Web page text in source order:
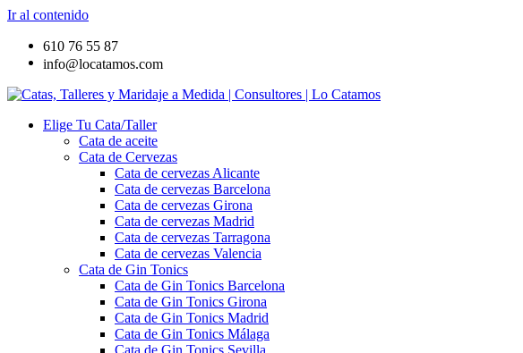
Ir al contenido
610 76 55 87
info@locatamos.com
Elige Tu Cata/Taller
Cata de aceite
Cata de Cervezas
Cata de cervezas Alicante
Cata de cervezas Barcelona
Cata de cervezas Girona
Cata de cervezas Madrid
Cata de cervezas Tarragona
Cata de cervezas Valencia
Cata de Gin Tonics
Cata de Gin Tonics Barcelona
Cata de Gin Tonics Girona
Cata de Gin Tonics Madrid
Cata de Gin Tonics Málaga
Cata de Gin Tonics Sevilla